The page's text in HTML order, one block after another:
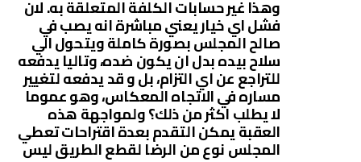
وهذا غير حسابات الكلفة المتعلقة به. لان
فشل اي خيار يعني مباشرة انه يصب في
صالح المجلس بصورة كاملة ويتحول الي
سلاح بيده بدل ان يكون ضده، وتاليا يدفعه
للتراجع عن اي التزام، بل و قد يدفعه لتغيير
مساره في الاتجاه المعكاس، وهو عموما
لا يطلب اكثر من ذلك؟ ولمواجهة هذه
العقبة يمكن التقدم بعدة اقتراحات تعطي
المجلس نوع من الرضا لقطع الطريق ليس